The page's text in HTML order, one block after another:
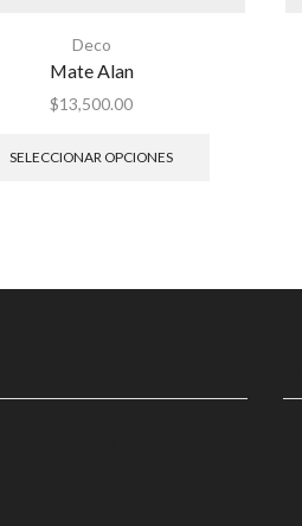
Deco
Mate Alan
$13,500.00
SELECCIONAR OPCIONES